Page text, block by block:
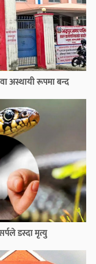
अस्थायी रूपमा बन्द
डस्दा मृत्यु